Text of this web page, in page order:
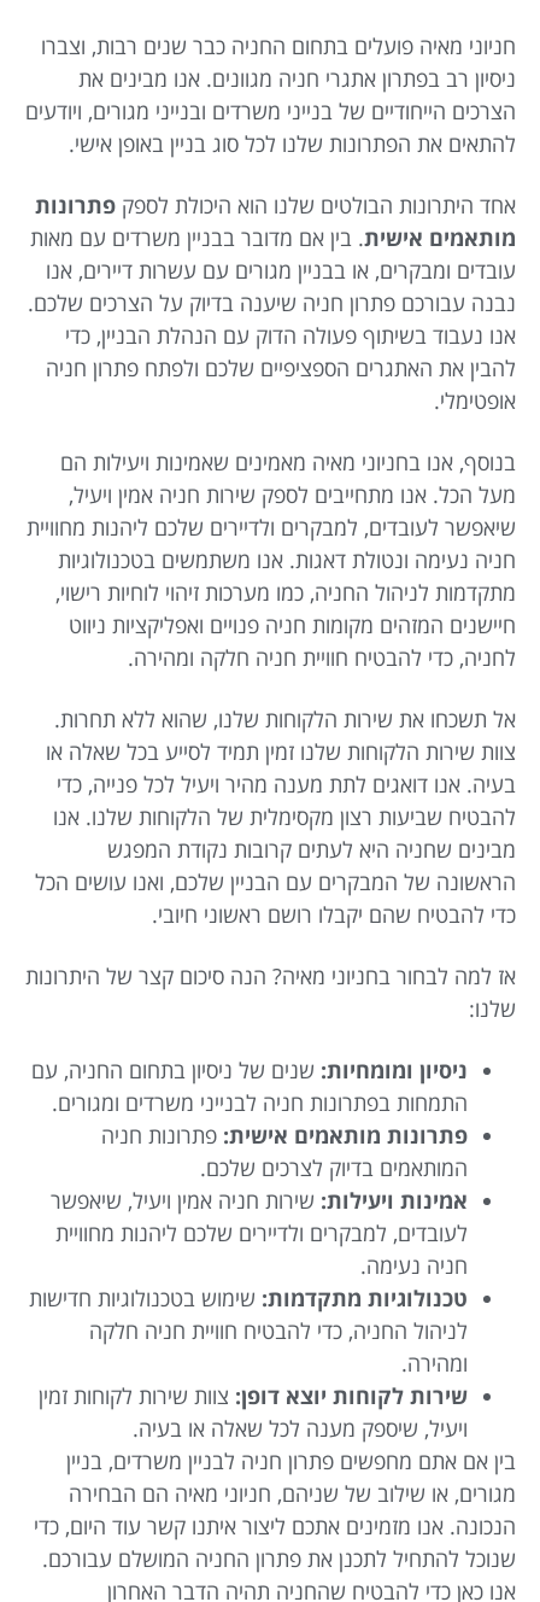
חניוני מאיה פועלים בתחום החניה כבר שנים רבות, וצברו
ניסיון רב בפתרון אתגרי חניה מגוונים. אנו מבינים את
הצרכים הייחודיים של בנייני משרדים ובנייני מגורים, ויודעים
להתאים את הפתרונות שלנו לכל סוג בניין באופן אישי.
אחד היתרונות הבולטים שלנו הוא היכולת לספק פתרונות
מותאמים אישית. בין אם מדובר בבניין משרדים עם מאות
עובדים ומבקרים, או בבניין מגורים עם עשרות דיירים, אנו
נבנה עבורכם פתרון חניה שיענה בדיוק על הצרכים שלכם.
אנו נעבוד בשיתוף פעולה הדוק עם הנהלת הבניין, כדי
להבין את האתגרים הספציפיים שלכם ולפתח פתרון חניה
אופטימלי.
בנוסף, אנו בחניוני מאיה מאמינים שאמינות ויעילות הם
מעל הכל. אנו מתחייבים לספק שירות חניה אמין ויעיל,
שיאפשר לעובדים, למבקרים ולדיירים שלכם ליהנות מחוויית
חניה נעימה ונטולת דאגות. אנו משתמשים בטכנולוגיות
מתקדמות לניהול החניה, כמו מערכות זיהוי לוחיות רישוי,
חיישנים המזהים מקומות חניה פנויים ואפליקציות ניווט
לחניה, כדי להבטיח חוויית חניה חלקה ומהירה.
אל תשכחו את שירות הלקוחות שלנו, שהוא ללא תחרות.
צוות שירות הלקוחות שלנו זמין תמיד לסייע בכל שאלה או
בעיה. אנו דואגים לתת מענה מהיר ויעיל לכל פנייה, כדי
להבטיח שביעות רצון מקסימלית של הלקוחות שלנו. אנו
מבינים שחניה היא לעתים קרובות נקודת המפגש
הראשונה של המבקרים עם הבניין שלכם, ואנו עושים הכל
כדי להבטיח שהם יקבלו רושם ראשוני חיובי.
אז למה לבחור בחניוני מאיה? הנה סיכום קצר של היתרונות
שלנו:
ניסיון ומומחיות: שנים של ניסיון בתחום החניה, עם
התמחות בפתרונות חניה לבנייני משרדים ומגורים.
פתרונות מותאמים אישית: פתרונות חניה
המותאמים בדיוק לצרכים שלכם.
אמינות ויעילות: שירות חניה אמין ויעיל, שיאפשר
לעובדים, למבקרים ולדיירים שלכם ליהנות מחוויית
חניה נעימה.
טכנולוגיות מתקדמות: שימוש בטכנולוגיות חדישות
לניהול החניה, כדי להבטיח חוויית חניה חלקה
ומהירה.
שירות לקוחות יוצא דופן: צוות שירות לקוחות זמין
ויעיל, שיספק מענה לכל שאלה או בעיה.
בין אם אתם מחפשים פתרון חניה לבניין משרדים, בניין
מגורים, או שילוב של שניהם, חניוני מאיה הם הבחירה
הנכונה. אנו מזמינים אתכם ליצור איתנו קשר עוד היום, כדי
שנוכל להתחיל לתכנן את פתרון החניה המושלם עבורכם.
אנו כאן כדי להבטיח שהחניה תהיה הדבר האחרון